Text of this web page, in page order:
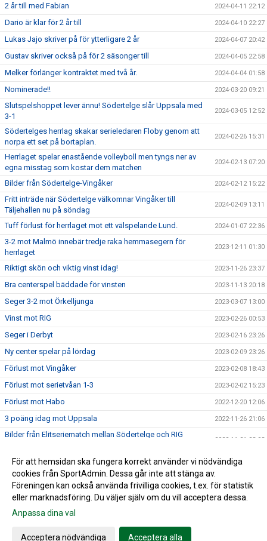
2 år till med Fabian 2024-04-11 22:12
Dario är klar för 2 år till 2024-04-10 22:27
Lukas Jajo skriver på för ytterligare 2 år 2024-04-07 20:42
Gustav skriver också på för 2 säsonger till 2024-04-05 22:58
Melker förlänger kontraktet med två år. 2024-04-04 01:58
Nominerade!! 2024-03-20 09:21
Slutspelshoppet lever ännu! Södertelge slår Uppsala med
3-1
2024-03-05 12:52
Södertelges herrlag skakar serieledaren Floby genom att
norpa ett set på bortaplan.
2024-02-26 15:31
Herrlaget spelar enastående volleyboll men tyngs ner av
egna misstag som kostar dem matchen
2024-02-13 07:20
Bilder från Södertelge-Vingåker 2024-02-12 15:22
Fritt inträde när Södertelge välkomnar Vingåker till
Täljehallen nu på söndag
2024-02-09 13:11
Tuff förlust för herrlaget mot ett välspelande Lund. 2024-01-07 22:36
3-2 mot Malmö innebär tredje raka hemmasegern för
herrlaget
2023-12-11 01:30
Riktigt skön och viktig vinst idag! 2023-11-26 23:37
Bra centerspel bäddade för vinsten 2023-11-13 20:18
Seger 3-2 mot Örkelljunga 2023-03-07 13:00
Vinst mot RIG 2023-02-26 00:53
Seger i Derbyt 2023-02-16 23:26
Ny center spelar på lördag 2023-02-09 23:26
Förlust mot Vingåker 2023-02-08 18:43
Förlust mot serietvåan 1-3 2023-02-02 15:23
Förlust mot Habo 2022-12-20 12:06
3 poäng idag mot Uppsala 2022-11-26 21:06
Bilder från Elitseriematch mellan Södertelge och RIG
2022-11-21 23:03
Seger mot RIG Falköping med 3-1 2022-11-21 22:40
Första vinsten! 2022-10-10 23:19
Gå till Webbversion
För att hemsidan ska fungera korrekt använder vi nödvändiga
cookies från SportAdmin. Dessa går inte att stänga av.
Föreningen kan också använda frivilliga cookies, t.ex. för statistik
eller marknadsföring. Du väljer själv om du vill acceptera dessa.
Anpassa dina val
Acceptera nödvändiga Acceptera alla